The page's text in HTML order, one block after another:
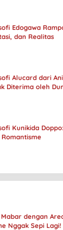
Edogawa
dan Realitas
Alucard dari
Diterima oleh
Kunikida
Mabar dengan
Nggak Sepi Lagi!